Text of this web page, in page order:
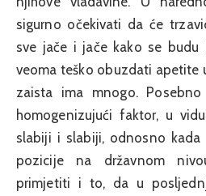
sigurno očekivati da će
sve jače i jače kako se
veoma teško obuzdati apetite
zaista ima mnogo.
homogenizujući faktor, u
slabiji i slabiji, odnosno kada
pozicije na državnom
primjetiti i to, da u